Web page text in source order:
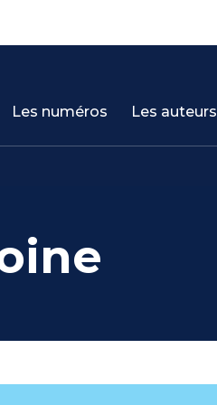
Les numéros Les auteurs